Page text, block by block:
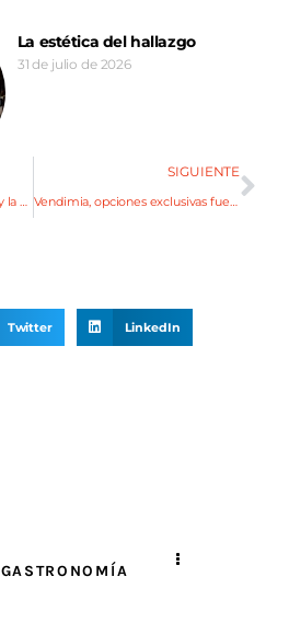
La estética del hallazgo
31 de julio de 2026
El fulgor terrible de la belleza y la bondad
SIGUIENTE
Vendimia, opciones exclusivas fuera de programa
Twitter LinkedIn
GASTRONOMÍA